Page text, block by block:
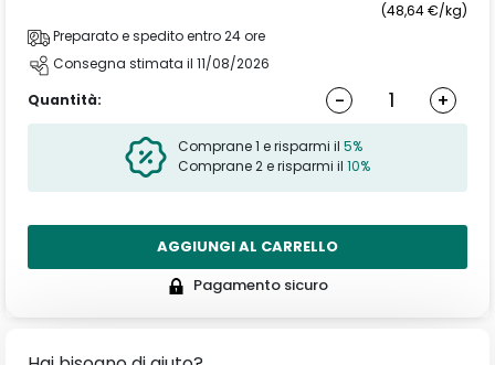
(48,64 €/kg)
Preparato e spedito entro 24 ore
Consegna stimata il 11/08/2026
Quantità:
- +
Comprane 1 e risparmi il 5%
Comprane 2 e risparmi il 10%
AGGIUNGI AL CARRELLO
Pagamento sicuro